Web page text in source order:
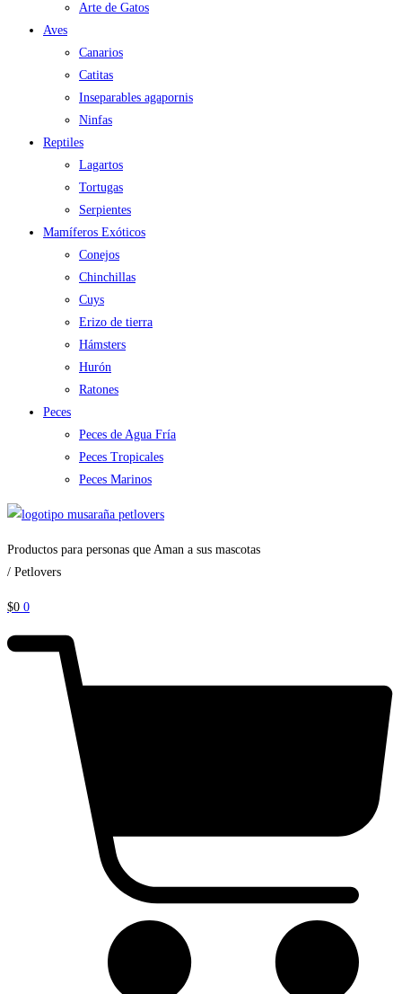
Arte de Gatos
Aves
Canarios
Catitas
Inseparables agapornis
Ninfas
Reptiles
Lagartos
Tortugas
Serpientes
Mamíferos Exóticos
Conejos
Chinchillas
Cuys
Erizo de tierra
Hámsters
Hurón
Ratones
Peces
Peces de Agua Fría
Peces Tropicales
Peces Marinos
Productos para personas que Aman a sus mascotas
/ Petlovers
$0 0